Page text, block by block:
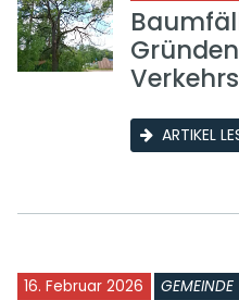
ARTIKEL
16. Februar 2026 GEMEINDE